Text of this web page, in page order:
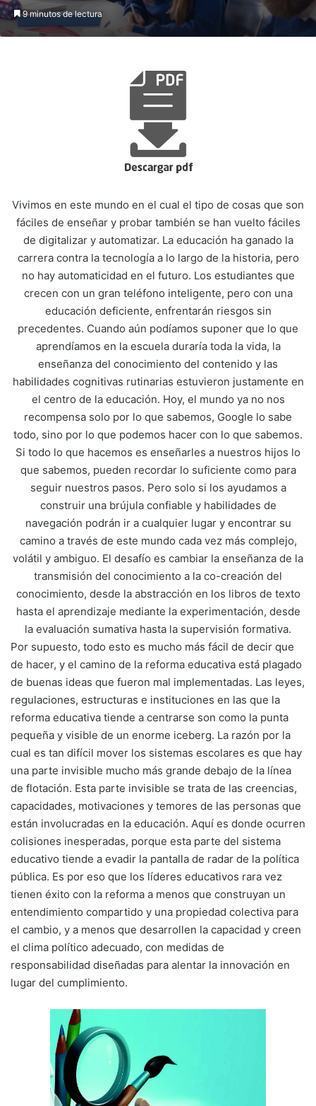
9 minutos de lectura
Vivimos en este mundo en el cual el tipo de cosas que son
fáciles de enseñar y probar también se han vuelto fáciles
de digitalizar y automatizar. La educación ha ganado la
carrera contra la tecnología a lo largo de la historia, pero
no hay automaticidad en el futuro. Los estudiantes que
crecen con un gran teléfono inteligente, pero con una
educación deficiente, enfrentarán riesgos sin
precedentes. Cuando aún podíamos suponer que lo que
aprendíamos en la escuela duraría toda la vida, la
enseñanza del conocimiento del contenido y las
habilidades cognitivas rutinarias estuvieron justamente en
el centro de la educación. Hoy, el mundo ya no nos
recompensa solo por lo que sabemos, Google lo sabe
todo, sino por lo que podemos hacer con lo que sabemos.
Si todo lo que hacemos es enseñarles a nuestros hijos lo
que sabemos, pueden recordar lo suficiente como para
seguir nuestros pasos. Pero solo si los ayudamos a
construir una brújula confiable y habilidades de
navegación podrán ir a cualquier lugar y encontrar su
camino a través de este mundo cada vez más complejo,
volátil y ambiguo. El desafío es cambiar la enseñanza de la
transmisión del conocimiento a la co-creación del
conocimiento, desde la abstracción en los libros de texto
hasta el aprendizaje mediante la experimentación, desde
la evaluación sumativa hasta la supervisión formativa.
Por supuesto, todo esto es mucho más fácil de decir que
de hacer, y el camino de la reforma educativa está plagado
de buenas ideas que fueron mal implementadas. Las leyes,
regulaciones, estructuras e instituciones en las que la
reforma educativa tiende a centrarse son como la punta
pequeña y visible de un enorme iceberg. La razón por la
cual es tan difícil mover los sistemas escolares es que hay
una parte invisible mucho más grande debajo de la línea
de flotación. Esta parte invisible se trata de las creencias,
capacidades, motivaciones y temores de las personas que
están involucradas en la educación. Aquí es donde ocurren
colisiones inesperadas, porque esta parte del sistema
educativo tiende a evadir la pantalla de radar de la política
pública. Es por eso que los líderes educativos rara vez
tienen éxito con la reforma a menos que construyan un
entendimiento compartido y una propiedad colectiva para
el cambio, y a menos que desarrollen la capacidad y creen
el clima político adecuado, con medidas de
responsabilidad diseñadas para alentar la innovación en
lugar del cumplimiento.